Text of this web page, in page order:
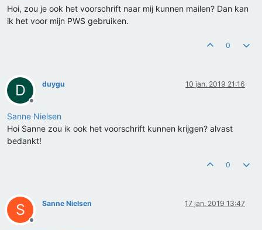
Hoi, zou je ook het voorschrift naar mij kunnen mailen? Dan kan
ik het voor mijn PWS gebruiken.
0
D
Offline
duygu 10 jan. 2019 21:16
Sanne Nielsen
Hoi Sanne zou ik ook het voorschrift kunnen krijgen? alvast
bedankt!
0
S
Offline
Sanne Nielsen 17 jan. 2019 13:47